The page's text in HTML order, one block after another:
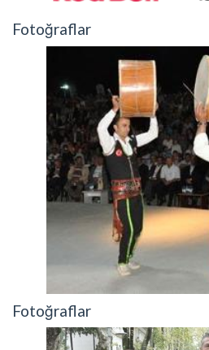
Fotoğraflar
Fotoğraflar